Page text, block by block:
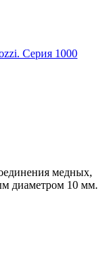
Серия 1000
медных,
диаметром 10 мм.